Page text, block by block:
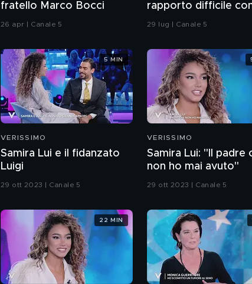
fratello Marco Bocci
26 apr | Canale 5
rapporto difficile
genitori
29 lug | Canale 5
VERISSIMO
Samira Lui e il fidanzato
Luigi
29 ott 2023 | Canale 5
5 MIN
VERISSIMO
Samira Lui: "Il padre
non ho mai avuto"
29 ott 2023 | Canale 5
22 MIN